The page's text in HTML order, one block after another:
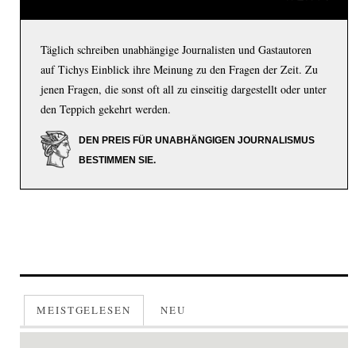
Täglich schreiben unabhängige Journalisten und Gastautoren
auf Tichys Einblick ihre Meinung zu den Fragen der Zeit. Zu
jenen Fragen, die sonst oft all zu einseitig dargestellt oder unter
den Teppich gekehrt werden.
DEN PREIS FÜR UNABHÄNGIGEN JOURNALISMUS
BESTIMMEN SIE.
MEISTGELESEN NEU